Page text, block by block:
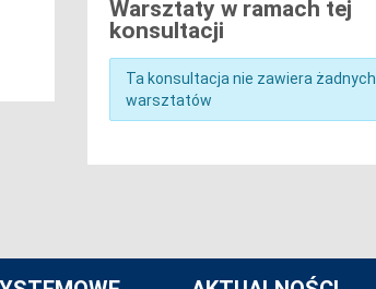
Warsztaty w ramach tej
konsultacji
Ta konsultacja nie zawiera żadnych
warsztatów